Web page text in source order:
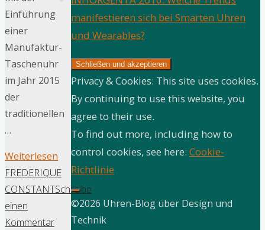
Einführung
einer
Manufaktur-
Taschenuhr
im Jahr 2015
der
traditionellen
…
Weiterlesen "Frédérique
Constant:
Manufaktur-
Taschenuhr"
FREDERIQUE
CONSTANTSchreibe
einen
Kommentar
manifestieren sich bei Smarten Uhren
und Wearables?
Privacy & Cookies: This site uses cookies.
By continuing to use this website, you
agree to their use.
To find out more, including how to
control cookies, see here: Cookie-
Richtlinie
©2026 Uhren-Blog über Design und
Technik